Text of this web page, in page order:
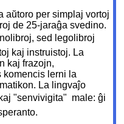
aŭtoro per simplaj vortoj
de 25-jaraĝa svedino.
sed legolibroj 
kaj instruistoj. La
kaj frazojn,
komencis lerni la
La lingvaĵo
"senvivigita"  male: ĝi